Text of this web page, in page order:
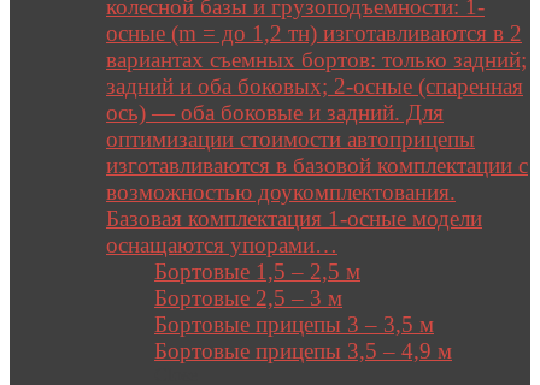
колесной базы и грузоподъемности: 1-
осные (m = до 1,2 тн) изготавливаются в 2
вариантах съемных бортов: только задний;
задний и оба боковых; 2-осные (спаренная
ось) — оба боковые и задний. Для
оптимизации стоимости автоприцепы
изготавливаются в базовой комплектации с
возможностью доукомплектования.
Базовая комплектация 1-осные модели
оснащаются упорами…
Бортовые 1,5 – 2,5 м
Бортовые 2,5 – 3 м
Бортовые прицепы 3 – 3,5 м
Бортовые прицепы 3,5 – 4,9 м